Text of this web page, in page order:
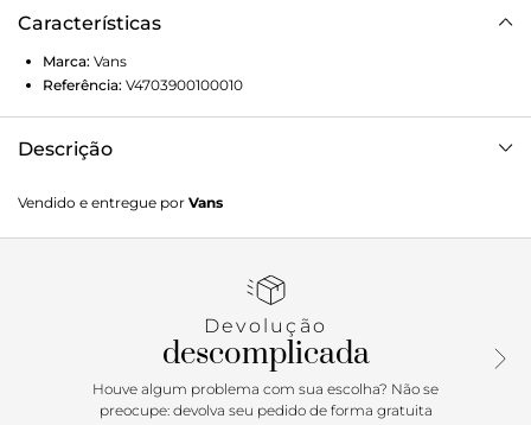
Características
Marca: Vans
Referência: V4703900100010
Descrição
em todas as peças clássicas. A Boardshort Salt Wash
Harvest Gold é confeccionada em algodão e poliamida
durante o uso. Com silhueta relaxed, o modelo traz bolso
frontal falso, com loop para prender chaves no cós traseiro
direito. Uma peça tradicional Vans que agrega o estilo “Off
The Wall”, compondo um visual totalmente despojado. O
modelo tem caimento solto, permitindo a mobilidade e a
Vendido e entregue por Vans
Devolução
descomplicada
Houve algum problema com sua escolha? Não se
preocupe: devolva seu pedido de forma gratuita